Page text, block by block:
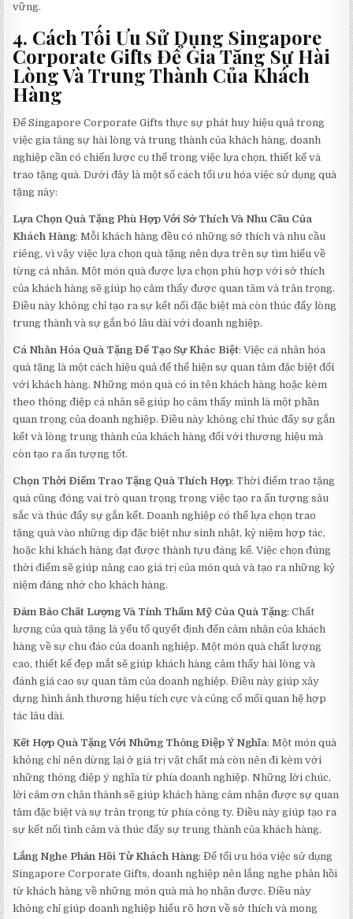
vững.
4. Cách Tối Ưu Sử Dụng Singapore
Corporate Gifts Để Gia Tăng Sự Hài
Lòng Và Trung Thành Của Khách
Hàng
Để Singapore Corporate Gifts thực sự phát huy hiệu quả trong
việc gia tăng sự hài lòng và trung thành của khách hàng, doanh
nghiệp cần có chiến lược cụ thể trong việc lựa chọn, thiết kế và
trao tặng quà. Dưới đây là một số cách tối ưu hóa việc sử dụng quà
tặng này:
Lựa Chọn Quà Tặng Phù Hợp Với Sở Thích Và Nhu Cầu Của
Khách Hàng: Mỗi khách hàng đều có những sở thích và nhu cầu
riêng, vì vậy việc lựa chọn quà tặng nên dựa trên sự tìm hiểu về
từng cá nhân. Một món quà được lựa chọn phù hợp với sở thích
của khách hàng sẽ giúp họ cảm thấy được quan tâm và trân trọng.
Điều này không chỉ tạo ra sự kết nối đặc biệt mà còn thúc đẩy lòng
trung thành và sự gắn bó lâu dài với doanh nghiệp.
Cá Nhân Hóa Quà Tặng Để Tạo Sự Khác Biệt: Việc cá nhân hóa
quà tặng là một cách hiệu quả để thể hiện sự quan tâm đặc biệt đối
với khách hàng. Những món quà có in tên khách hàng hoặc kèm
theo thông điệp cá nhân sẽ giúp họ cảm thấy mình là một phần
quan trọng của doanh nghiệp. Điều này không chỉ thúc đẩy sự gắn
kết và lòng trung thành của khách hàng đối với thương hiệu mà
còn tạo ra ấn tượng tốt.
Chọn Thời Điểm Trao Tặng Quà Thích Hợp: Thời điểm trao tặng
quà cũng đóng vai trò quan trọng trong việc tạo ra ấn tượng sâu
sắc và thúc đẩy sự gắn kết. Doanh nghiệp có thể lựa chọn trao
tặng quà vào những dịp đặc biệt như sinh nhật, kỷ niệm hợp tác,
hoặc khi khách hàng đạt được thành tựu đáng kể. Việc chọn đúng
thời điểm sẽ giúp nâng cao giá trị của món quà và tạo ra những kỷ
niệm đáng nhớ cho khách hàng.
Đảm Bảo Chất Lượng Và Tính Thẩm Mỹ Của Quà Tặng: Chất
lượng của quà tặng là yếu tố quyết định đến cảm nhận của khách
hàng về sự chu đáo của doanh nghiệp. Một món quà chất lượng
cao, thiết kế đẹp mắt sẽ giúp khách hàng cảm thấy hài lòng và
đánh giá cao sự quan tâm của doanh nghiệp. Điều này giúp xây
dựng hình ảnh thương hiệu tích cực và củng cố mối quan hệ hợp
tác lâu dài.
Kết Hợp Quà Tặng Với Những Thông Điệp Ý Nghĩa: Một món quà
không chỉ nên dừng lại ở giá trị vật chất mà còn nên đi kèm với
những thông điệp ý nghĩa từ phía doanh nghiệp. Những lời chúc,
lời cảm ơn chân thành sẽ giúp khách hàng cảm nhận được sự quan
tâm đặc biệt và sự trân trọng từ phía công ty. Điều này giúp tạo ra
sự kết nối tình cảm và thúc đẩy sự trung thành của khách hàng.
Lắng Nghe Phản Hồi Từ Khách Hàng: Để tối ưu hóa việc sử dụng
Singapore Corporate Gifts, doanh nghiệp nên lắng nghe phản hồi
từ khách hàng về những món quà mà họ nhận được. Điều này
không chỉ giúp doanh nghiệp hiểu rõ hơn về sở thích và mong